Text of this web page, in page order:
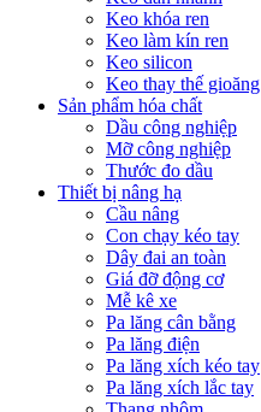
Keo khóa ren
Keo làm kín ren
Keo silicon
Keo thay thế gioăng
Sản phẩm hóa chất
Dầu công nghiệp
Mỡ công nghiệp
Thước đo dầu
Thiết bị nâng hạ
Cầu nâng
Con chạy kéo tay
Dây đai an toàn
Giá đỡ động cơ
Mễ kê xe
Pa lăng cân bằng
Pa lăng điện
Pa lăng xích kéo tay
Pa lăng xích lắc tay